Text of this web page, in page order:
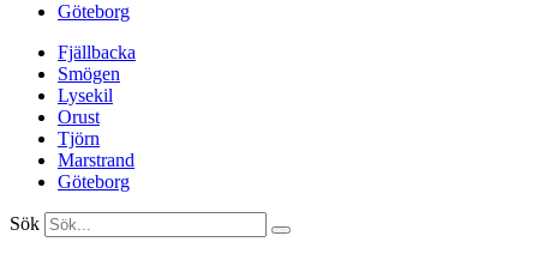
Göteborg
Fjällbacka
Smögen
Lysekil
Orust
Tjörn
Marstrand
Göteborg
Sök